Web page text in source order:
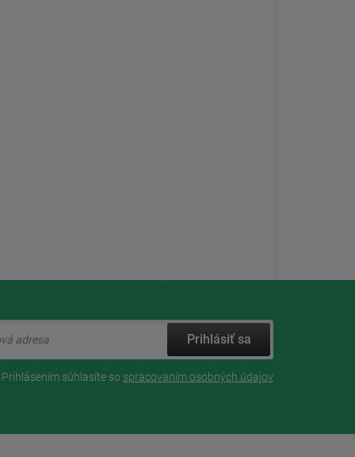
Prihlásiť sa
Prihlásením súhlasíte so spracovaním osobných údajov